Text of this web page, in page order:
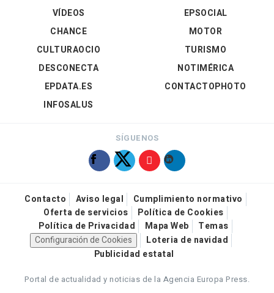
VÍDEOS
EPSOCIAL
CHANCE
CULTURAOCIO
DESCONECTA
EPDATA.ES
INFOSALUS
MOTOR
TURISMO
NOTIMÉRICA
CONTACTOPHOTO
SÍGUENOS
Contacto Aviso legal
Cumplimiento normativo
Oferta de servicios
Política de Cookies
Política de Privacidad
Mapa Web
Temas
Configuración de Cookies
Loteria de navidad
Publicidad estatal
Portal de actualidad y noticias de la Agencia Europa Press.